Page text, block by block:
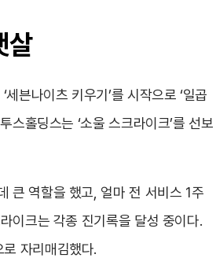
살
븐나이츠 키우기’를 시작으로 ‘일곱
스홀딩스는 ‘소울 스크라이크’를 선보
큰 역할을 했고, 얼마 전 서비스 1주
이크는 각종 진기록을 달성 중이다.
자리매김했다.